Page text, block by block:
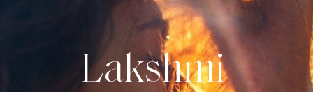
Lakshmi